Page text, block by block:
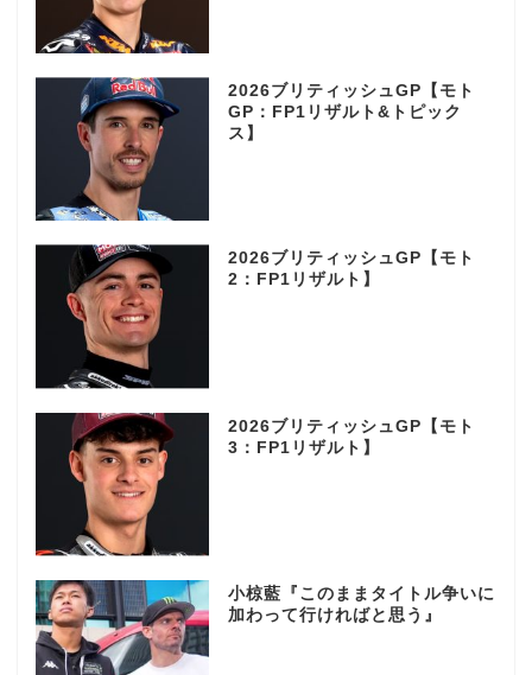
2026ブリティッシュGP【モト
GP：FP1リザルト&トピック
ス】
2026ブリティッシュGP【モト
2：FP1リザルト】
2026ブリティッシュGP【モト
3：FP1リザルト】
小椋藍『このままタイトル争いに
加わって行ければと思う』